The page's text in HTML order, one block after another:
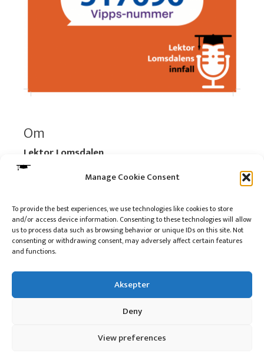
Manage Cookie Consent
To provide the best experiences, we use technologies like cookies to store
and/or access device information. Consenting to these technologies will allow
us to process data such as browsing behavior or unique IDs on this site. Not
consenting or withdrawing consent, may adversely affect certain features
and functions.
Aksepter
Deny
View preferences
Om
Lektor Lomsdalen
Organisasjonsnummer:
920 712 312 MVA
Les mer:Om selskapet
Les mer:Om reklame på podkasten